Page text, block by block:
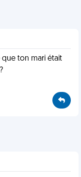
que ton mari était